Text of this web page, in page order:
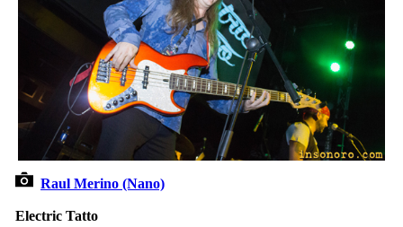
Raul Merino (Nano)
Electric Tatto